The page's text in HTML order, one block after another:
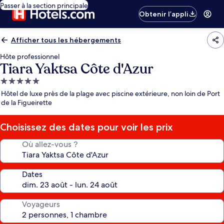
Passer à la section principale
Obtenir l’appli
Afficher tous les hébergements
Hôte professionnel
Tiara Yaktsa Côte d'Azur
Hébergement
5.0 étoiles
Hôtel de luxe près de la plage avec piscine extérieure, non loin de Port
de la Figueirette
Choisissez des dates pour voir les prix
Où allez-vous ?
Dates
Voyageurs